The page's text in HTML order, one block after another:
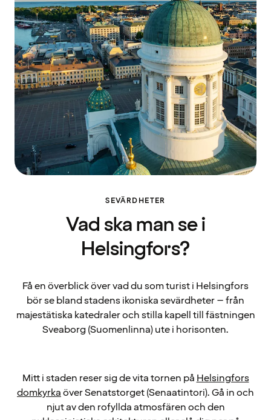
SEVÄRDHETER
Vad ska man se i
Helsingfors?
Få en överblick över vad du som turist i Helsingfors
bör se bland stadens ikoniska sevärdheter – från
majestätiska katedraler och stilla kapell till fästningen
Sveaborg (Suomenlinna) ute i horisonten.
Mitt i staden reser sig de vita tornen på Helsingfors
domkyrkaöver Senatstorget (Senaatintori). Gå in och
njut av den rofyllda atmosfären och den